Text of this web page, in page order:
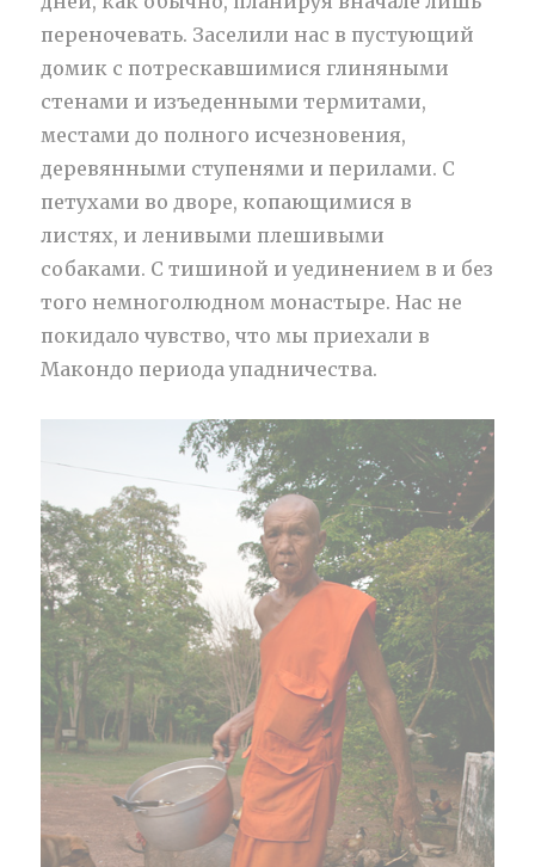
переночевать. Заселили нас в пустующий
домик с потрескавшимися глиняными
стенами и изъеденными термитами,
местами до полного исчезновения,
деревянными ступенями и перилами. С
петухами во дворе, копающимися в
листях, и ленивыми плешивыми
собаками. С тишиной и уединением в и без
того немноголюдном монастыре. Нас не
покидало чувство, что мы приехали в
Макондо периода упадничества.